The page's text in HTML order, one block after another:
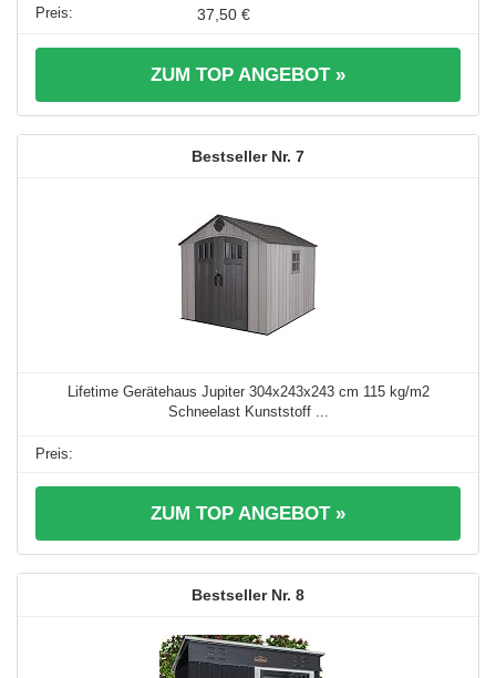
37,50 €
ZUM TOP ANGEBOT »
7
Lifetime Gerätehaus Jupiter 304x243x243 cm 115 kg/m2
Schneelast Kunststoff ...
ZUM TOP ANGEBOT »
8